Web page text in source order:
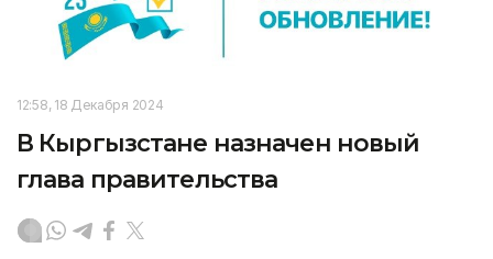
12:58, 18 Декабря 2024
В Кыргызстане назначен новый
глава правительства